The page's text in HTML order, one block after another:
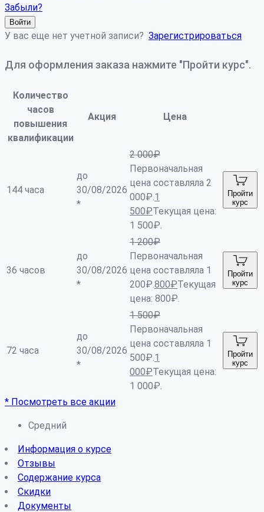
Забыли?
Войти
У вас еще нет учетной записи? Зарегистрироваться
Для оформления заказа нажмите "Пройти курс".
Количество
часов
повышения
квалификации
Акция Цена
144 часа
до
30/08/2026
*
2 000₽
Первоначальная
цена составляла 2
000₽.1
500₽Текущая цена:
1 500₽.
Пройти
курс
36 часов
до
30/08/2026
*
1 200₽
Первоначальная
цена составляла 1
200₽.800₽Текущая
цена: 800₽.
Пройти
курс
72 часа
до
30/08/2026
*
1 500₽
Первоначальная
цена составляла 1
500₽.1
000₽Текущая цена:
1 000₽.
Пройти
курс
* Посмотреть все акции
Средний
Информация о курсе
Отзывы
Содержание курса
Скидки
Документы